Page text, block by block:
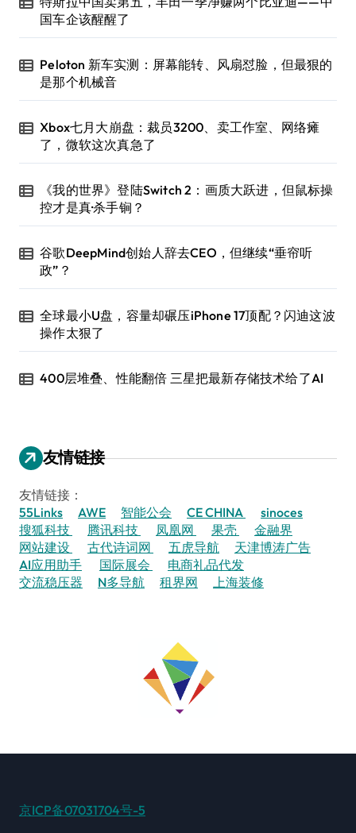
国车企该醒醒了
Peloton 新车实测：屏幕能转、风扇怼脸，但最狠的
是那个机械音
Xbox七月大崩盘：裁员3200、卖工作室、网络瘫
了，微软这次真急了
《我的世界》登陆Switch 2：画质大跃进，但鼠标操
控才是真·杀手锏？
谷歌DeepMind创始人辞去CEO，但继续“垂帘听
政”？
全球最小U盘，容量却碾压iPhone 17顶配？闪迪这波
操作太狠了
400层堆叠、性能翻倍 三星把最新存储技术给了AI
友情链接
友情链接：
55Links
AWE 智能公会 CE CHINA
sinoces
搜狐科技
腾讯科技 凤凰网 果壳
金融界
网站建设
古代诗词网 五虎导航
天津博涛广告
AI应用助手
国际展会
电商礼品代发
交流稳压器
N多导航 租界网 上海装修
京ICP备07031704号-5